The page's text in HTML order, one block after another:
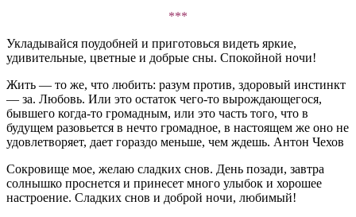
***
Укладывайся поудобней и приготовься видеть яркие,
удивительные, цветные и добрые сны. Спокойной ночи!
Жить — то же, что любить: разум против, здоровый инстинкт
— за. Любовь. Или это остаток чего-то вырождающегося,
бывшего когда-то громадным, или это часть того, что в
будущем разовьется в нечто громадное, в настоящем же оно не
удовлетворяет, дает гораздо меньше, чем ждешь. Антон Чехов
Сокровище мое, желаю сладких снов. День позади, завтра
солнышко проснется и принесет много улыбок и хорошее
настроение. Сладких снов и доброй ночи, любимый!